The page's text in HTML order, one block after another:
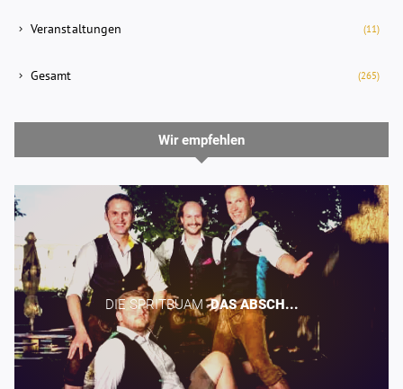
Veranstaltungen (11)
Gesamt (265)
Wir empfehlen
DIE SPRITBUAM -​DAS ABSCH...